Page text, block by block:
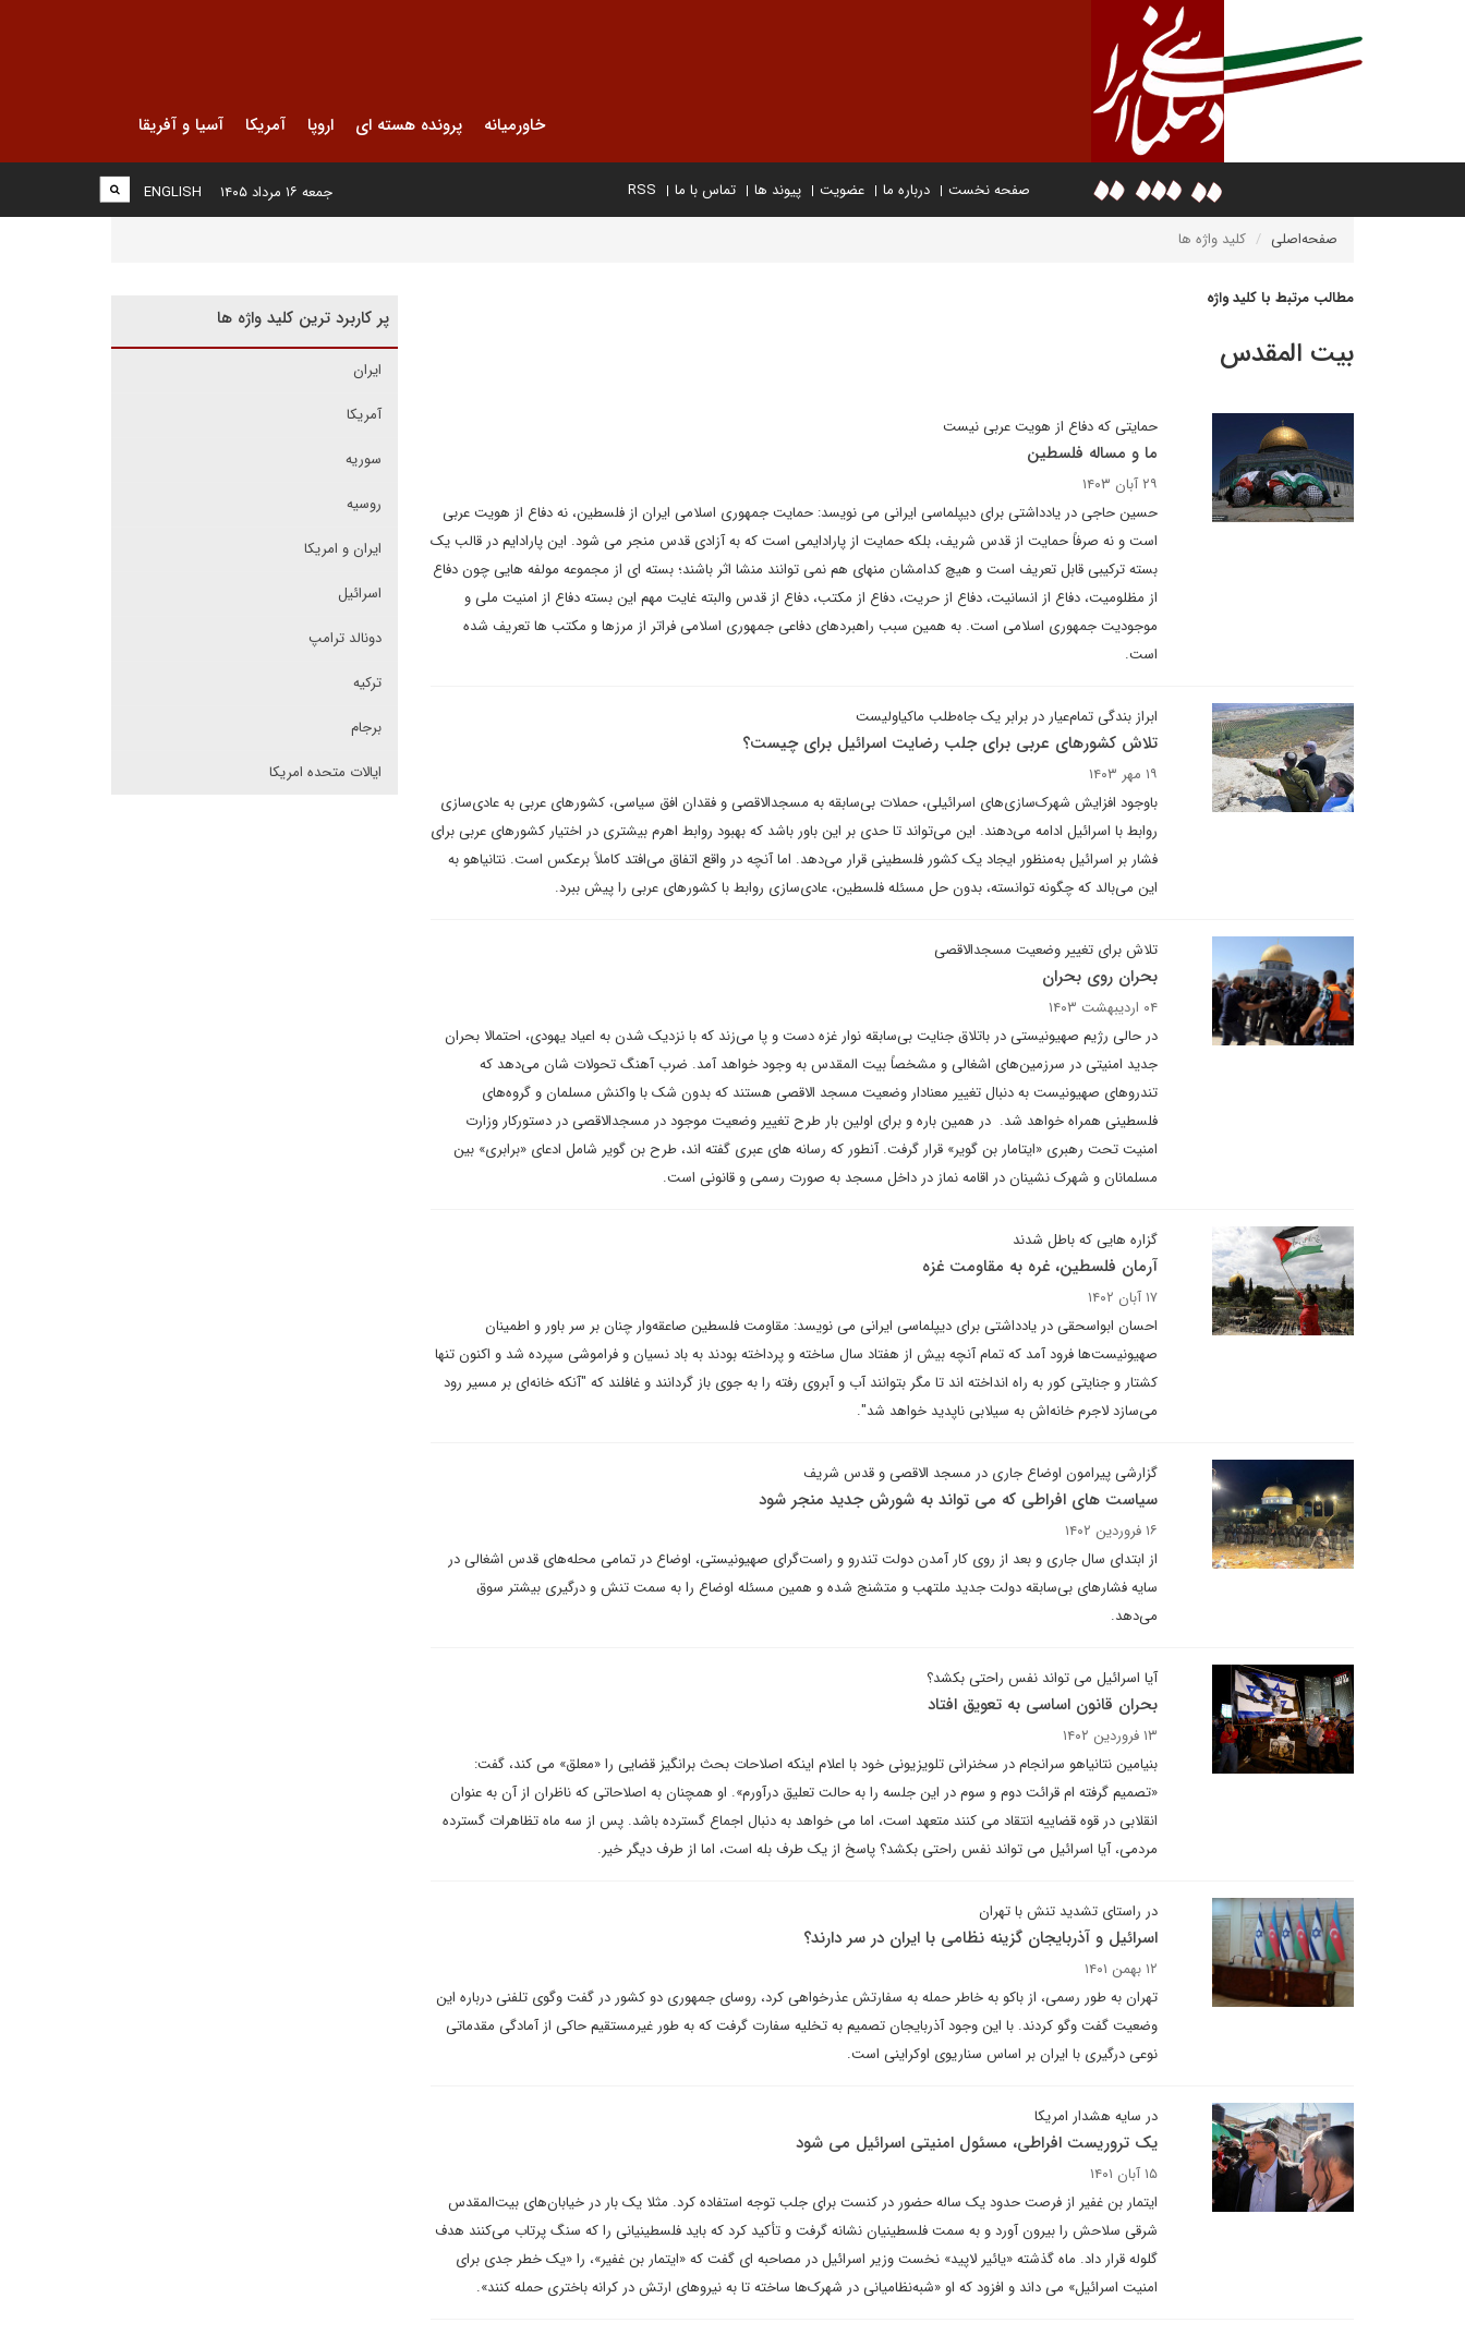
خاورمیانه پرونده هسته ای اروپا آمریکا آسیا و آفریقا
صفحه نخست درباره ما عضویت پیوند ها تماس با ما RSS
ENGLISH جمعه ۱۶ مرداد ۱۴۰۵
صفحه‌اصلی کلید واژه ها
مطالب مرتبط با کلید واژه
بیت المقدس
حمایتی که دفاع از هویت عربی نیست
ما و مساله فلسطین
۲۹ آبان ۱۴۰۳
حسین حاجی در یادداشتی برای دیپلماسی ایرانی می نویسد: حمایت جمهوری اسلامی ایران از فلسطین، نه دفاع از هویت عربی
است و نه صرفاً حمایت از قدس شریف، بلکه حمایت از پارادایمی است که به آزادی قدس منجر می شود. این پارادایم در قالب یک
بسته ترکیبی قابل تعریف است و هیچ کدامشان منهای هم نمی توانند منشا اثر باشند؛ بسته ای از مجموعه مولفه هایی چون دفاع
از مظلومیت، دفاع از انسانیت، دفاع از حریت، دفاع از مکتب، دفاع از قدس والبته غایت مهم این بسته دفاع از امنیت ملی و
موجودیت جمهوری اسلامی است. به همین سبب راهبردهای دفاعی جمهوری اسلامی فراتر از مرزها و مکتب ها تعریف شده
است.
ابراز بندگی تمام‌عیار در برابر یک جاه‌طلب ماکیاولیست
تلاش کشورهای عربی برای جلب رضایت اسرائیل برای چیست؟
۱۹ مهر ۱۴۰۳
باوجود افزایش شهرک‌سازی‌های اسرائیلی، حملات بی‌سابقه به مسجدالاقصی و فقدان افق سیاسی، کشورهای عربی به عادی‌سازی
روابط با اسرائیل ادامه می‌دهند. این می‌تواند تا حدی بر این باور باشد که بهبود روابط اهرم بیشتری در اختیار کشورهای عربی برای
فشار بر اسرائیل به‌منظور ایجاد یک کشور فلسطینی قرار می‌دهد. اما آنچه در واقع اتفاق می‌افتد کاملاً برعکس است. نتانیاهو به
این می‌بالد که چگونه توانسته، بدون حل مسئله فلسطین، عادی‌سازی روابط با کشورهای عربی را پیش ببرد.
تلاش برای تغییر وضعیت مسجدالاقصی
بحران روی بحران
۰۴ اردیبهشت ۱۴۰۳
در حالی رژیم صهیونیستی در باتلاق جنایت بی‌سابقه نوار غزه دست و پا می‌زند که با نزدیک شدن به اعیاد یهودی، احتمالا بحران
جدید امنیتی در سرزمین‌های اشغالی و مشخصاً بیت المقدس به وجود خواهد آمد. ضرب آهنگ تحولات شان می‌دهد که
تندروهای صهیونیست به دنبال تغییر معنادار وضعیت مسجد الاقصی هستند که بدون شک با واکنش مسلمان و گروه‌های
فلسطینی همراه خواهد شد. در همین باره و برای اولین بار طرح تغییر وضعیت موجود در مسجدالاقصی در دستورکار وزارت
امنیت تحت رهبری «ایتامار بن گویر» قرار گرفت. آنطور که رسانه های عبری گفته اند، طرح بن گویر شامل ادعای «برابری» بین
مسلمانان و شهرک نشینان در اقامه نماز در داخل مسجد به صورت رسمی و قانونی است.
گزاره هایی که باطل شدند
آرمان فلسطین، غره به مقاومت غزه
۱۷ آبان ۱۴۰۲
احسان ابواسحقی در یادداشتی برای دیپلماسی ایرانی می نویسد: مقاومت فلسطین صاعقه‌وار چنان بر سر باور و اطمینان
صهیونیست‌ها فرود آمد که تمام آنچه بیش از هفتاد سال ساخته و پرداخته بودند به باد نسیان و فراموشی سپرده شد و اکنون تنها
کشتار و جنایتی کور به راه انداخته اند تا مگر بتوانند آب و آبروی رفته را به جوی باز گردانند و غافلند که "آنکه خانه‌ای بر مسیر رود
می‌سازد لاجرم خانه‌اش به سیلابی ناپدید خواهد شد".
گزارشی پیرامون اوضاع جاری در مسجد الاقصی و قدس شریف
سیاست های افراطی که می تواند به شورش جدید منجر شود
۱۶ فروردین ۱۴۰۲
از ابتدای سال جاری و بعد از روی کار آمدن دولت تندرو و راست‌گرای صهیونیستی، اوضاع در تمامی محله‌های قدس اشغالی در
سایه فشارهای بی‌سابقه دولت جدید ملتهب و متشنج شده و همین مسئله اوضاع را به سمت تنش و درگیری بیشتر سوق
می‌دهد.
آیا اسرائیل می تواند نفس راحتی بکشد؟
بحران قانون اساسی به تعویق افتاد
۱۳ فروردین ۱۴۰۲
بنیامین نتانیاهو سرانجام در سخنرانی تلویزیونی خود با اعلام اینکه اصلاحات بحث برانگیز قضایی را «معلق» می کند، گفت:
«تصمیم گرفته ام قرائت دوم و سوم در این جلسه را به حالت تعلیق درآورم». او همچنان به اصلاحاتی که ناظران از آن به عنوان
انقلابی در قوه قضاییه انتقاد می کنند متعهد است، اما می خواهد به دنبال اجماع گسترده باشد. پس از سه ماه تظاهرات گسترده
مردمی، آیا اسرائیل می تواند نفس راحتی بکشد؟ پاسخ از یک طرف بله است، اما از طرف دیگر خیر.
در راستای تشدید تنش با تهران
اسرائیل و آذربایجان گزینه نظامی با ایران در سر دارند؟
۱۲ بهمن ۱۴۰۱
تهران به طور رسمی، از باکو به خاطر حمله به سفارتش عذرخواهی کرد، روسای جمهوری دو کشور در گفت وگوی تلفنی درباره این
وضعیت گفت وگو کردند. با این وجود آذربایجان تصمیم به تخلیه سفارت گرفت که به طور غیرمستقیم حاکی از آمادگی مقدماتی
نوعی درگیری با ایران بر اساس سناریوی اوکراینی است.
در سایه هشدار امریکا
یک تروریست افراطی، مسئول امنیتی اسرائیل می شود
۱۵ آبان ۱۴۰۱
ایتمار بن غفیر از فرصت حدود یک ساله حضور در کنست برای جلب توجه استفاده کرد. مثلا یک بار در خیابان‌های بیت‌المقدس
شرقی سلاحش را بیرون آورد و به سمت فلسطینیان نشانه گرفت و تأکید کرد که باید فلسطینیانی را که سنگ پرتاب می‌کنند هدف
گلوله قرار داد. ماه گذشته «یائیر لاپید» نخست وزیر اسرائیل در مصاحبه ای گفت که «ایتمار بن غفیر»، را «یک خطر جدی برای
امنیت اسرائیل» می داند و افزود که او «شبه‌نظامیانی در شهرک‌ها ساخته تا به نیروهای ارتش در کرانه باختری حمله کنند».
پر کاربرد ترین کلید واژه ها
ایران
آمریکا
سوریه
روسیه
ایران و امریکا
اسرائیل
دونالد ترامپ
ترکیه
برجام
ایالات متحده امریکا